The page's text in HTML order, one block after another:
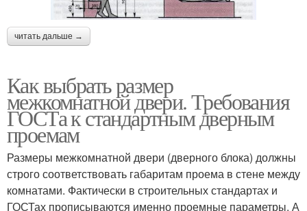
читать дальше →
Как выбрать размер
межкомнатной двери. Требования
ГОСТа к стандартным дверным
проемам
Размеры межкомнатной двери (дверного блока) должны
строго соответствовать габаритам проема в стене между
комнатами. Фактически в строительных стандартах и
ГОСТах прописываются именно проемные параметры. А